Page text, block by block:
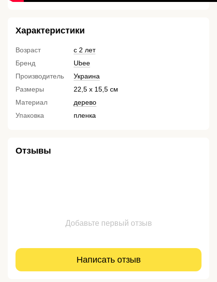
Характеристики
Возраст
с 2 лет
Бренд
Ubee
Производитель
Украина
Размеры
22,5 х 15,5 см
Материал
дерево
Упаковка
пленка
Отзывы
Добавьте первый отзыв
Написать отзыв